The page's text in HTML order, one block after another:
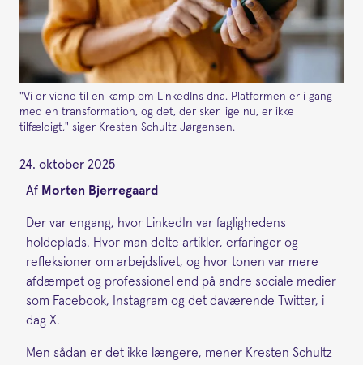
"Vi er vidne til en kamp om LinkedIns dna. Platformen er i gang
med en transformation, og det, der sker lige nu, er ikke
tilfældigt," siger Kresten Schultz Jørgensen.
24. oktober 2025
Af Morten Bjerregaard
Der var engang, hvor LinkedIn var faglighedens
holdeplads. Hvor man delte artikler, erfaringer og
refleksioner om arbejdslivet, og hvor tonen var mere
afdæmpet og professionel end på andre sociale medier
som Facebook, Instagram og det daværende Twitter, i
dag X.
Men sådan er det ikke længere, mener Kresten Schultz